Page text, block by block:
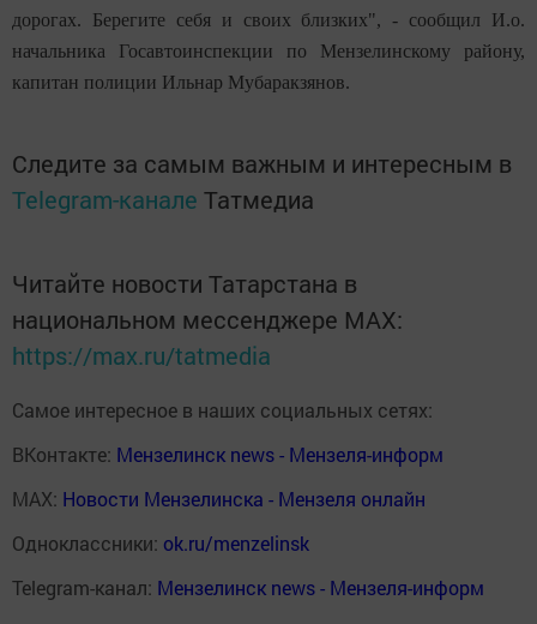
дорогах. Берегите себя и своих близких", - сообщил И.о.
начальника Госавтоинспекции по Мензелинскому району,
капитан полиции Ильнар Мубаракзянов.
Следите за самым важным и интересным в
Telegram-канале Татмедиа
Читайте новости Татарстана в
национальном мессенджере MАХ:
https://max.ru/tatmedia
Самое интересное в наших социальных сетях:
ВКонтакте: Мензелинск news - Мензеля-информ
MAX: Новости Мензелинска - Мензеля онлайн
Одноклассники: ok.ru/menzelinsk
Telegram-канал: Мензелинск news - Мензеля-информ